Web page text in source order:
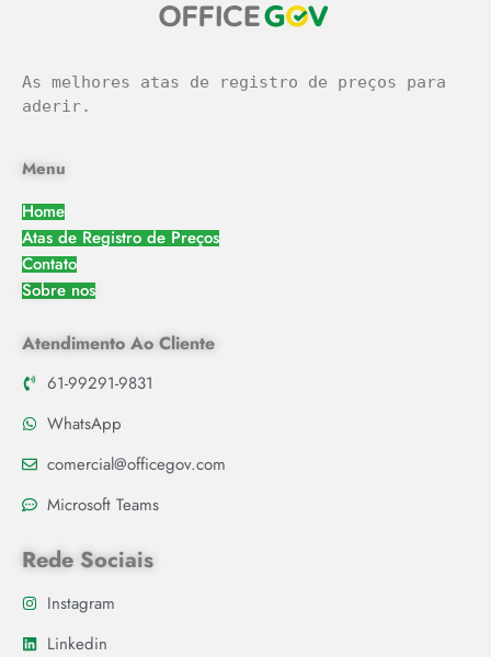
As melhores atas de registro de preços para
aderir.
Menu
Home
Atas de Registro de Preços
Contato
Sobre nos
Atendimento Ao Cliente
61-99291-9831
WhatsApp
comercial@officegov.com
Microsoft Teams
Rede Sociais
Instagram
Linkedin